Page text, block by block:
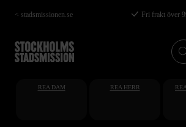
Hoppa
till
huvudinnehåll
< stadsmissionen.se Fri frakt över
REA DAM REA HERR